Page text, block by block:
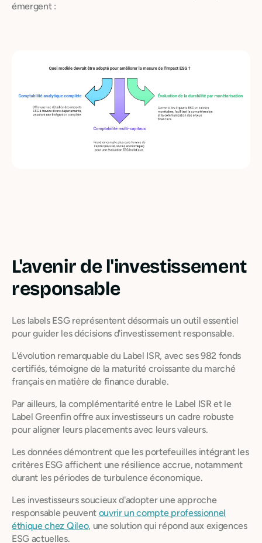
émergent :
L'avenir de l'investissement
responsable
Les labels ESG représentent désormais un outil essentiel
pour guider les décisions d'investissement responsable.
L'évolution remarquable du Label ISR, avec ses 982 fonds
certifiés, témoigne de la maturité croissante du marché
français en matière de finance durable.
Par ailleurs, la complémentarité entre le Label ISR et le
Label Greenfin offre aux investisseurs un cadre robuste
pour aligner leurs placements avec leurs valeurs.
Les données démontrent que les portefeuilles intégrant les
critères ESG affichent une résilience accrue, notamment
durant les périodes de turbulence économique.
Les investisseurs soucieux d'adopter une approche
responsable peuvent ouvrir un compte professionnel
éthique chez Qileo, une solution qui répond aux exigences
ESG actuelles.